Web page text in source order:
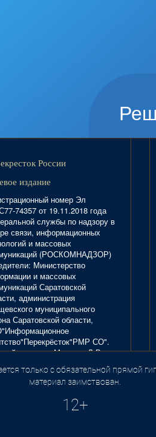
России
издание
номер Эл
74357 от 19.11.2018 года
службы по надзору в
связи, информационных
и массовых
(РОСКОМНАДЗОР)
Министерство
и массовых
Саратовской
администрация
муниципального
Саратовской области,
СО".
редактор Маркова Л.В.
8(84540)4-20-72; отдел
- 4-29-10.
только с обязательной прямой
материал заимствован.
12+